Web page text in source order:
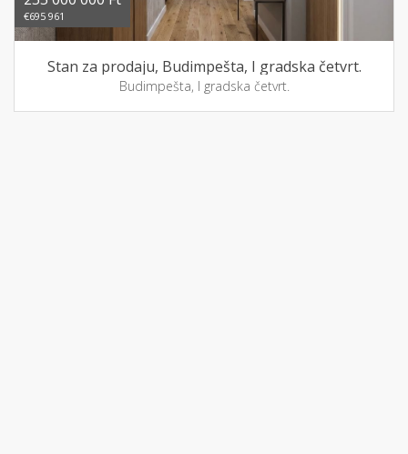
€695 961
Stan za prodaju, Budimpešta, I gradska četvrt.
Budimpešta, I gradska četvrt.